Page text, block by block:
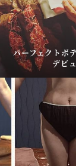
パーフェクトボ
デビ